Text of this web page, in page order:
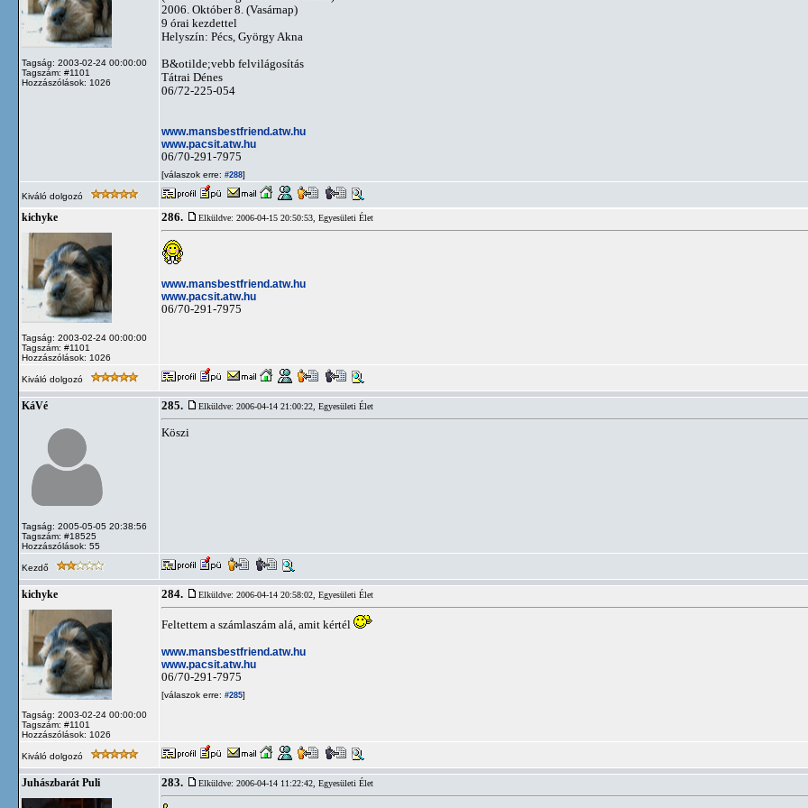
Tagság: 2003-02-24 00:00:00
Tagszám: #1101
Hozzászólások: 1026
2006. Október 8. (Vasárnap)
9 órai kezdettel
Helyszín: Pécs, György Akna
B&otilde;vebb felvilágosítás
Tátrai Dénes
06/72-225-054
www.mansbestfriend.atw.hu
www.pacsit.atw.hu
06/70-291-7975
[válaszok erre: #288]
Kiváló dolgozó
kichyke
Tagság: 2003-02-24 00:00:00
Tagszám: #1101
Hozzászólások: 1026
286. Elküldve: 2006-04-15 20:50:53, Egyesületi Élet
www.mansbestfriend.atw.hu
www.pacsit.atw.hu
06/70-291-7975
Kiváló dolgozó
KáVé
Tagság: 2005-05-05 20:38:56
Tagszám: #18525
Hozzászólások: 55
285. Elküldve: 2006-04-14 21:00:22, Egyesületi Élet
Köszi
Kezdő
kichyke
Tagság: 2003-02-24 00:00:00
Tagszám: #1101
Hozzászólások: 1026
284. Elküldve: 2006-04-14 20:58:02, Egyesületi Élet
Feltettem a számlaszám alá, amit kértél
www.mansbestfriend.atw.hu
www.pacsit.atw.hu
06/70-291-7975
[válaszok erre: #285]
Kiváló dolgozó
Juhászbarát Puli 283. Elküldve: 2006-04-14 11:22:42, Egyesületi Élet